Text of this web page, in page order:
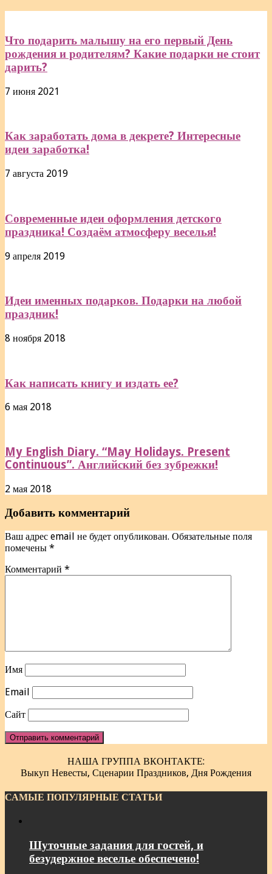
Что подарить малышу на его первый День
рождения и родителям? Какие подарки не стоит
дарить?
7 июня 2021
Как заработать дома в декрете? Интересные
идеи заработка!
7 августа 2019
Современные идеи оформления детского
праздника! Создаём атмосферу веселья!
9 апреля 2019
Идеи именных подарков. Подарки на любой
праздник!
8 ноября 2018
Как написать книгу и издать ее?
6 мая 2018
My English Diary. “May Holidays. Present
Continuous”. Английский без зубрежки!
2 мая 2018
Добавить комментарий
Ваш адрес email не будет опубликован. Обязательные поля
помечены *
Комментарий *
Имя
Email
Сайт
НАША ГРУППА ВКОНТАКТЕ:
Выкуп Невесты, Сценарии Праздников, Дня Рождения
САМЫЕ ПОПУЛЯРНЫЕ СТАТЬИ
Шуточные задания для гостей, и
безудержное веселье обеспечено!